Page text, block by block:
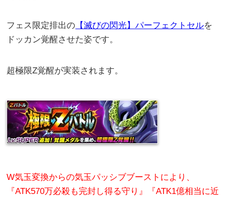
フェス限定排出の 【滅びの閃光】パーフェクトセルを
ドッカン覚醒させた姿です。
超極限Z覚醒が実装されます。
W気玉変換からの気玉パッシブブーストにより、
『ATK570万必殺も完封し得る守り』『ATK1億相当に近